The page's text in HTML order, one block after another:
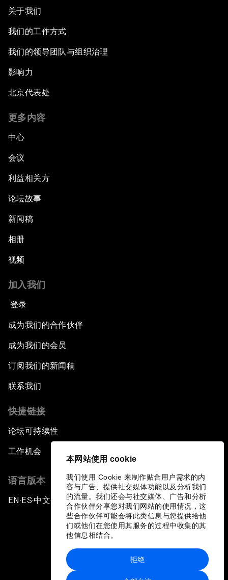
本网站使用 cookie
我们使用 Cookie 来制作贴合用户需求的内
容与广告、提供社交媒体功能以及分析我们
的流量。我们还会与社交媒体、广告和分析
合作伙伴分享您对我们网站的使用情况，这
些合作伙伴可能会将此类信息与您提供给他
们或他们在您使用其服务的过程中收集的其
他信息相结合。
拒绝
关于我们
我们的工作方式
我们的领导团队与组织治理
影响力
北京代表处
更多内容
中心
会议
利益相关方
论坛故事
新闻稿
相册
视频
加入我们
登录
成为我们的合作伙伴
成为我们的会员
订阅我们的新闻稿
联系我们
快捷链接
论坛可持续性
工作机会
语言版本
EN ▪ES▪中文▪ 日本語